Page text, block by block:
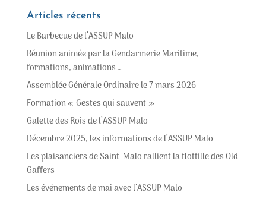
Articles récents
Le Barbecue de l’ASSUP Malo
Réunion animée par la Gendarmerie Maritime,
formations, animations …
Assemblée Générale Ordinaire le 7 mars 2026
Formation « Gestes qui sauvent »
Galette des Rois de l’ASSUP Malo
Décembre 2025, les informations de l’ASSUP Malo
Les plaisanciers de Saint-Malo rallient la flottille des Old
Gaffers
Les événements de mai avec l’ASSUP Malo